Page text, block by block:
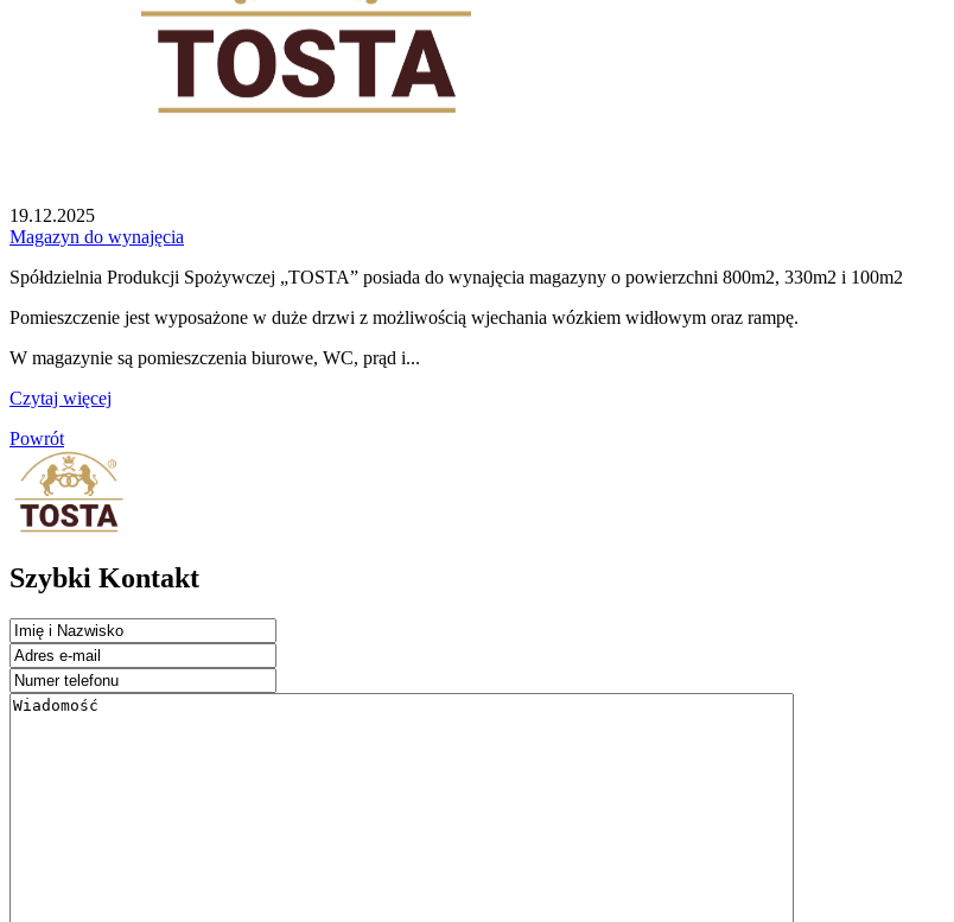
19.12.2025
Magazyn do wynajęcia
Spółdzielnia Produkcji Spożywczej „TOSTA” posiada do wynajęcia magazyny o powierzchni 800m2, 330m2 i 100m2
Pomieszczenie jest wyposażone w duże drzwi z możliwością wjechania wózkiem widłowym oraz rampę.
W magazynie są pomieszczenia biurowe, WC, prąd i...
Czytaj więcej
Powrót
Szybki Kontakt